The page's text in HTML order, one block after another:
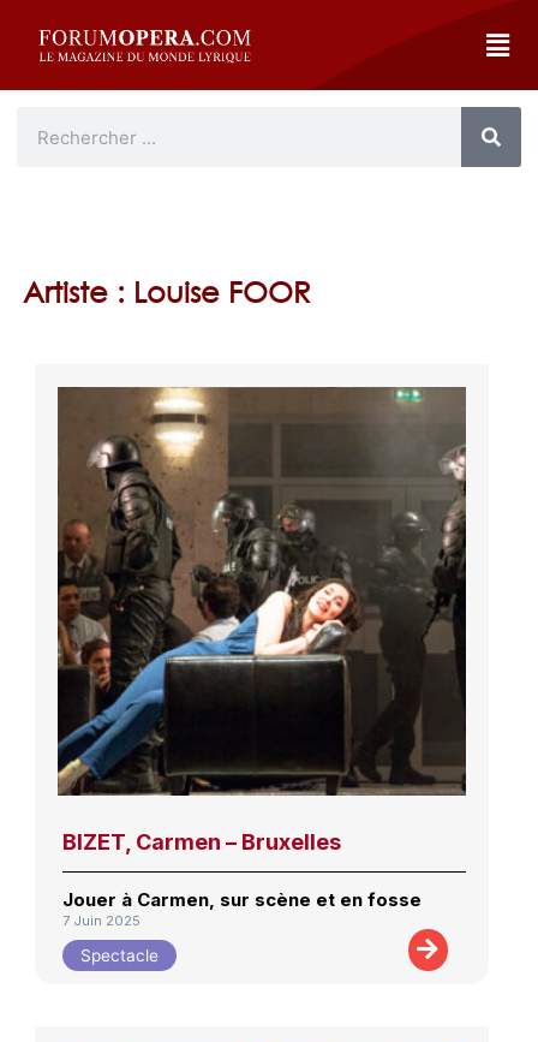
Artiste : Louise FOOR
BIZET, Carmen – Bruxelles
Jouer à Carmen, sur scène et en fosse
7 Juin 2025
Spectacle